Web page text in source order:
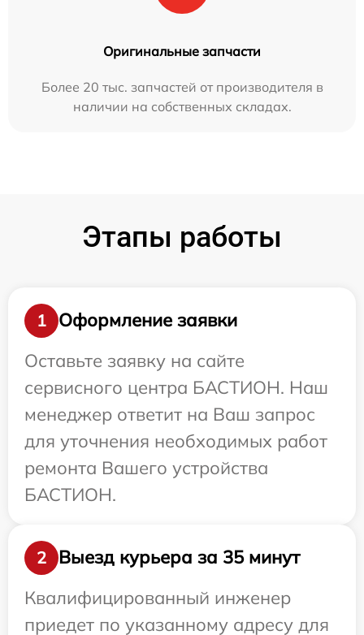
Оригинальные запчасти
Более 20 тыс. запчастей от производителя в
наличии на собственных складах.
Этапы работы
1
Оформление заявки
Оставьте заявку на сайте
сервисного центра БАСТИОН. Наш
менеджер ответит на Ваш запрос
для уточнения необходимых работ
ремонта Вашего устройства
БАСТИОН.
2
Выезд курьера за 35 минут
Квалифицированный инженер
приедет по указанному адресу для